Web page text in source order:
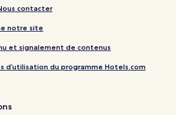
contacter
notre site
et signalement de contenus
d’utilisation du programme Hotels.com